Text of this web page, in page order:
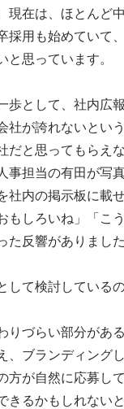
現在は、ほとんど
採用も始めていて
と思っています。
歩として、社内広
社が誇れないとい
だと思ってもらえ
事担当の有田が写
社内の掲示板に載
もしろいね」「こ
た反響がありました
して検討している
りづらい部分があ
、ブランディング
方が自然に応募し
きるかもしれない